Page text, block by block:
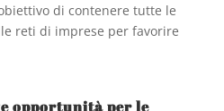
di contenere tutte le
reti di imprese per favorire
opportunità per le